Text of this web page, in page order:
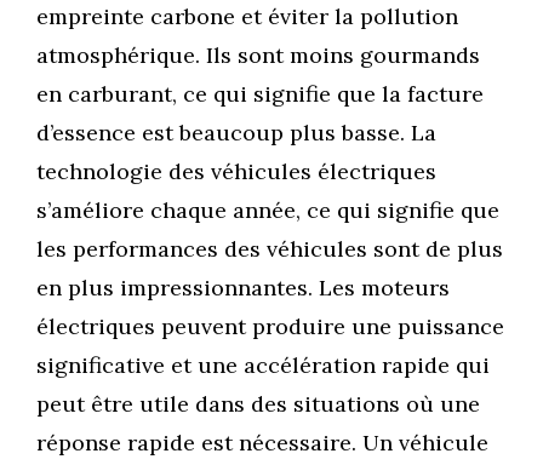
empreinte carbone et éviter la pollution
atmosphérique. Ils sont moins gourmands
en carburant, ce qui signifie que la facture
d’essence est beaucoup plus basse. La
technologie des véhicules électriques
s’améliore chaque année, ce qui signifie que
les performances des véhicules sont de plus
en plus impressionnantes. Les moteurs
électriques peuvent produire une puissance
significative et une accélération rapide qui
peut être utile dans des situations où une
réponse rapide est nécessaire. Un véhicule